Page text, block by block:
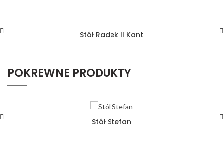
Stół Radek II Kant
POKREWNE PRODUKTY
Stół Stefan